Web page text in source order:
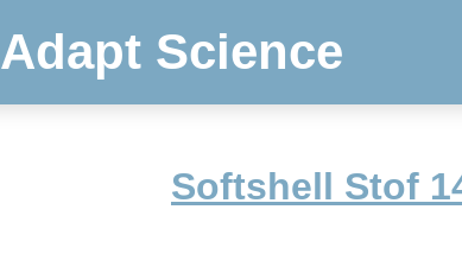
Adapt Science
Softshell Stof